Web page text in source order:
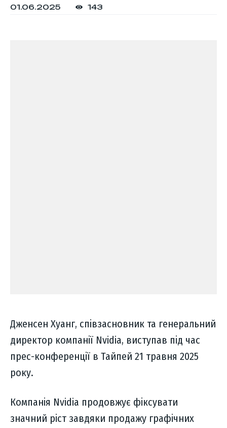
01.06.2025 143
Дженсен Хуанг, співзасновник та генеральний
директор компанії Nvidia, виступав під час
прес-конференції в Тайпей 21 травня 2025
року.
Компанія Nvidia продовжує фіксувати
значний ріст завдяки продажу графічних